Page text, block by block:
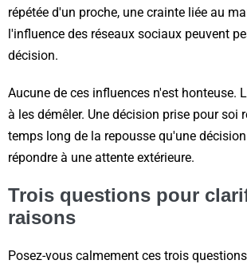
répétée d'un proche, une crainte liée au
l'influence des réseaux sociaux peuvent
décision.
Aucune de ces influences n'est honteuse.
à les démêler. Une décision prise pour soi
temps long de la repousse qu'une
répondre à une attente extérieure.
Trois questions pour
raisons
Posez-vous calmement ces trois